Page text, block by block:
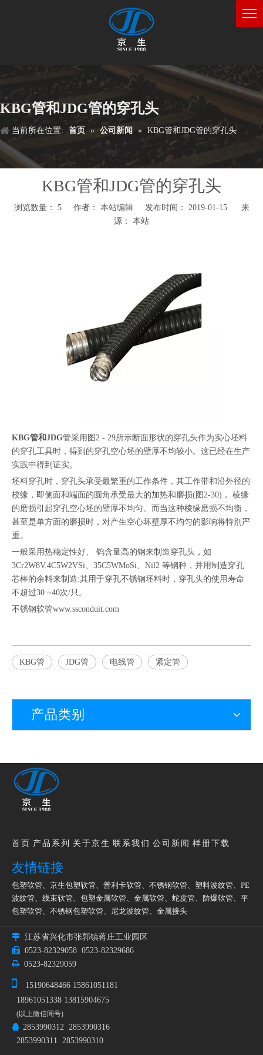
KBG管和JDG管的穿孔头
当前所在位置: 首页 » 公司新闻 » KBG管和JDG管的穿孔头
KBG管和JDG管的穿孔头
浏览数量： 5作者： 本站编辑 发布时间： 2019-01-15 来
源： 本站
KBG管和JDG管采用图2 - 29所示断面形状的穿孔头作为实心坯料
的穿孔工具时，得到的穿孔空心坯的壁厚不均较小。这已经在生产
实践中得到证实。
坯料穿孔时，穿孔头承受最繁重的工作条件，其工作带和沿外径的
校缘，即侧面和端面的圆角承受最大的加热和磨损(图2-30)， 棱缘
的磨损引起穿孔空心坯的壁厚不均匀。而当这种棱缘磨损不均衡，
甚至是单方面的磨损时，对产生空心坏壁厚不均匀的影响将特别严
重。
一般采用热稳定性好、 钨含量高的钢来制造穿孔头，如
3Cr2W8V.4C5W2VSi、35C5WMoSi、Nil2 等钢种，并用制造穿孔
芯棒的余料来制造:其用于穿孔不锈钢坯料时，穿孔头的使用寿命
不超过30 ~40次/只。
不锈钢软管www.ssconduit.com
KBG管 JDG管 电线管 紧定管
产品类别
首页 产品系列 关于京生 联系我们 公司新闻 样册下载
友情链接
包塑软管、 京生包塑软管、 普利卡软管、 不锈钢软管、 塑料波纹管、 PE
波纹管、 线束软管、 包塑金属软管、 金属软管、 蛇皮管、 防爆软管、 平
包塑软管、 不锈钢包塑软管、 尼龙波纹管、 金属接头
 江苏省兴化市张郭镇蒋庄工业园区
 0523-82329058 0523-82329686
 0523-82329059

15190648466 15861051181
18961051338 13815904675
(以上微信同号)
 2853990312 2853990316
2853990311 2853990310